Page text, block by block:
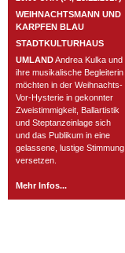
WEIHNACHTSMANN UND
KARPFEN BLAU
STADTKULTURHAUS
UMLANDAndrea Kulka und
ihre musikalische Begleiterin
möchten in der Weihnachts-
Vor-Hysterie in gekonnter
Zweistimmigkeit, Ballartistik
und Steptanzeinlage sich
und das Publikum in eine
gelassene, lustige Stimmung
versetzen.
Mehr Infos...